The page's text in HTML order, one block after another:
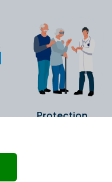
Protection